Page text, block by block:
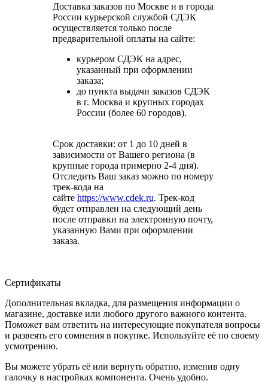
Доставка заказов по Москве и в города
России курьерской службой СДЭК
осуществляется только после
предварительной оплаты на сайте:
курьером СДЭК на адрес,
указанный при оформлении
заказа;
до пункта выдачи заказов СДЭК
в г. Москва и крупных городах
России (более 60 городов).
Срок доставки: от 1 до 10 дней в
зависимости от Вашего региона (в
крупные города примерно 2-4 дня).
Отследить Ваш заказ можно по номеру
трек-кода на
сайте https://www.cdek.ru. Трек-код
будет отправлен на следующий день
после отправки на электронную почту,
указанную Вами при оформлении
заказа.
Сертификаты
Дополнительная вкладка, для размещения информации о
магазине, доставке или любого другого важного контента.
Поможет вам ответить на интересующие покупателя вопросы
и развеять его сомнения в покупке. Используйте её по своему
усмотрению.
Вы можете убрать её или вернуть обратно, изменив одну
галочку в настройках компонента. Очень удобно.